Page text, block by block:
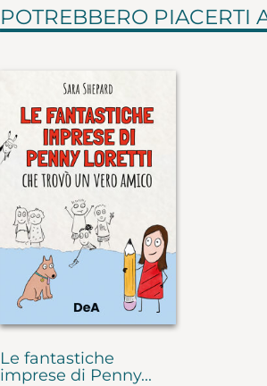
POTREBBERO PIACERTI
Le fantastiche
imprese di Penny...